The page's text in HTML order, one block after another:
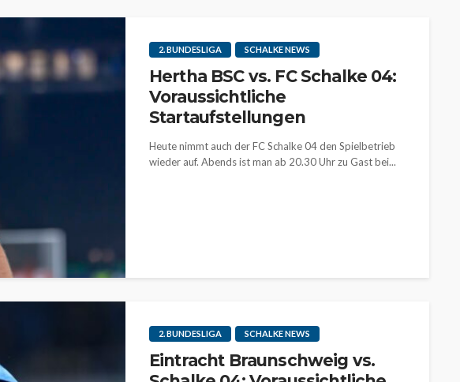
2. BUNDESLIGA SCHALKE NEWS
Hertha BSC vs. FC Schalke 04:
Voraussichtliche
Startaufstellungen
Heute nimmt auch der FC Schalke 04 den Spielbetrieb
wieder auf. Abends ist man ab 20.30 Uhr zu Gast bei...
2. BUNDESLIGA SCHALKE NEWS
Eintracht Braunschweig vs.